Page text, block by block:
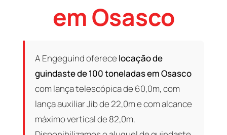
em Osasco
A Engeguind oferece locação de
guindaste de 100 toneladas em Osasco
com lança telescópica de 60,0m, com
lança auxiliar Jib de 22,0m e com alcance
máximo vertical de 82,0m.